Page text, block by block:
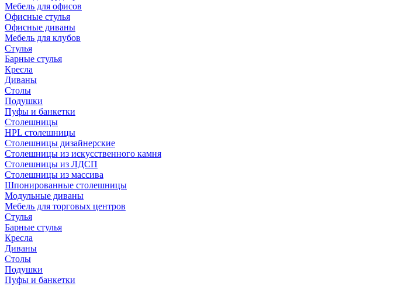
Мебель для офисов
Офисные стулья
Офисные диваны
Мебель для клубов
Стулья
Барные стулья
Кресла
Диваны
Столы
Подушки
Пуфы и банкетки
Столешницы
HPL столешницы
Столешницы дизайнерские
Столешницы из искусственного камня
Столешницы из ЛДСП
Столешницы из массива
Шпонированные столешницы
Модульные диваны
Мебель для торговых центров
Стулья
Барные стулья
Кресла
Диваны
Столы
Подушки
Пуфы и банкетки